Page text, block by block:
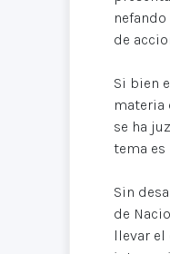
de
Si bien
materia
se ha
tema es
Sin
de
llevar el